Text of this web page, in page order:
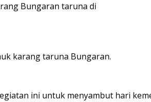
Bungaran taruna di
karang taruna Bungaran.
ini untuk menyambut hari